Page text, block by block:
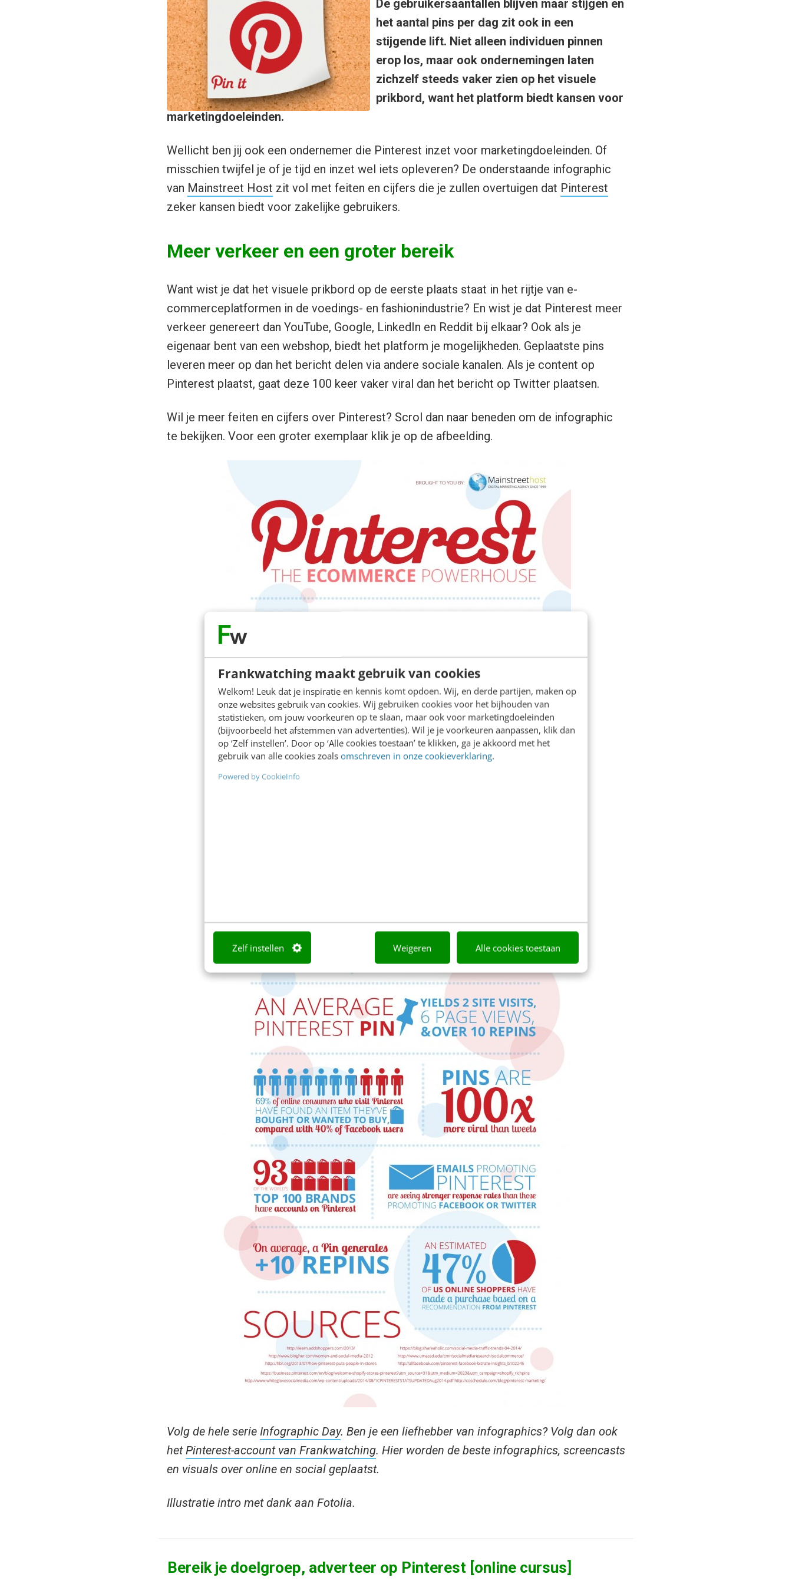
Frankwatching maakt gebruik van cookies
Welkom! Leuk dat je inspiratie en kennis komt opdoen. Wij, en derde partijen, maken op
onze websites gebruik van cookies. Wij gebruiken cookies voor het bijhouden van
statistieken, om jouw voorkeuren op te slaan, maar ook voor marketingdoeleinden
(bijvoorbeeld het afstemmen van advertenties). Wil je je voorkeuren aanpassen, klik dan
op ‘Zelf instellen’. Door op ‘Alle cookies toestaan’ te klikken, ga je akkoord met het
gebruik van alle cookies zoals omschreven in onze cookieverklaring.
Powered by CookieInfo
Zelf instellen Weigeren Alle cookies toestaan
De gebruikersaantallen blijven maar stijgen en
het aantal pins per dag zit ook in een
stijgende lift. Niet alleen individuen pinnen
erop los, maar ook ondernemingen laten
zichzelf steeds vaker zien op het visuele
prikbord, want het platform biedt kansen voor
marketingdoeleinden.
Wellicht ben jij ook een ondernemer die Pinterest inzet voor marketingdoeleinden. Of
misschien twijfel je of je tijd en inzet wel iets opleveren? De onderstaande infographic
van Mainstreet Host zit vol met feiten en cijfers die je zullen overtuigen dat Pinterest
zeker kansen biedt voor zakelijke gebruikers.
Meer verkeer en een groter bereik
Want wist je dat het visuele prikbord op de eerste plaats staat in het rijtje van e-
commerceplatformen in de voedings- en fashionindustrie? En wist je dat Pinterest meer
verkeer genereert dan YouTube, Google, LinkedIn en Reddit bij elkaar? Ook als je
eigenaar bent van een webshop, biedt het platform je mogelijkheden. Geplaatste pins
leveren meer op dan het bericht delen via andere sociale kanalen. Als je content op
Pinterest plaatst, gaat deze 100 keer vaker viral dan het bericht op Twitter plaatsen.
Wil je meer feiten en cijfers over Pinterest? Scrol dan naar beneden om de infographic
te bekijken. Voor een groter exemplaar klik je op de afbeelding.
Volg de hele serie Infographic Day. Ben je een liefhebber van infographics? Volg dan ook
hetPinterest-account van Frankwatching. Hier worden de beste infographics, screencasts
en visuals over online en social geplaatst.
Illustratie intro met dank aan Fotolia.
Bereik je doelgroep, adverteer op Pinterest [online cursus]